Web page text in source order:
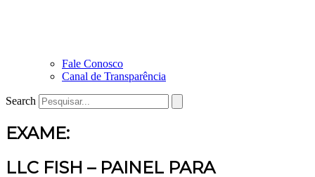
Fale Conosco
Canal de Transparência
Search
EXAME:
LLC FISH – PAINEL PARA